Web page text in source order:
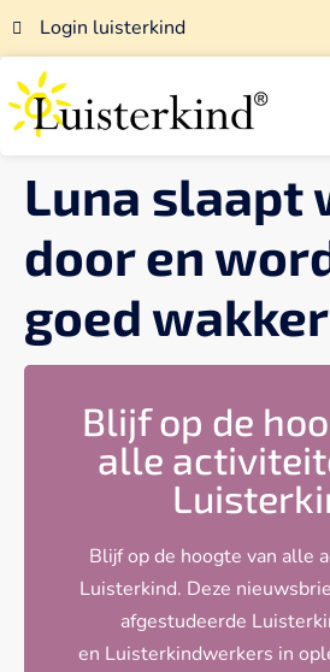
Login luisterkind
Luna slaapt
door en
goed wakker
Blijf op de
alle
Blijf op de hoogte van alle
Luisterkind. Deze
afgestudeerde
en Luisterkindwerkers in